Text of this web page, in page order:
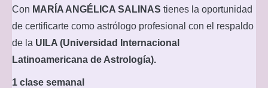
Con MARÍA ANGÉLICA SALINAS tienes la oportunidad
de certificarte como astrólogo profesional con el respaldo
de la UILA (Universidad Internacional
Latinoamericana de Astrología).
1 clase semanal